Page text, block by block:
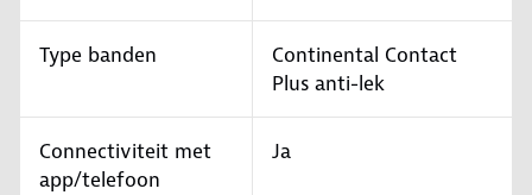
Type banden
Continental Contact
Plus anti-lek
Connectiviteit met
app/telefoon
Ja